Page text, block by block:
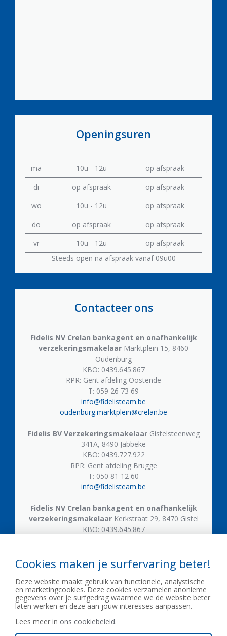
Openingsuren
ma 10u - 12u
op afspraak
di
op afspraak
op afspraak
wo
10u - 12u
op afspraak
do
op afspraak
op afspraak
vr
10u - 12u
op afspraak
Steeds open na afspraak vanaf 09u00
Contacteer ons
Fidelis NV Crelan bankagent en onafhankelijk
verzekeringsmakelaar Marktplein 15, 8460
Oudenburg
KBO: 0439.645.867
RPR: Gent afdeling Oostende
T: 059 26 73 69
info@fidelisteam.be
oudenburg.marktplein@crelan.be
Fidelis BV VerzekeringsmakelaarGistelsteenweg
341A, 8490 Jabbeke
KBO: 0439.727.922
RPR: Gent afdeling Brugge
T: 050 81 12 60
info@fidelisteam.be
Fidelis NV Crelan bankagent en onafhankelijk
verzekeringsmakelaarKerkstraat 29, 8470 Gistel
KBO: 0439.645.867
Crelan bankagent en onafhankelijk
verzekeringsmakelaarGistelsteenweg 609, 8490
Jabbeke
KBO: 0439.645.867
zerkegem@crelan.be
Cookies maken je surfervaring beter!
Deze website maakt gebruik van functionele, analystische
en marketingcookies. Deze cookies verzamelen anonieme
gegevens over je surfgedrag waarmee we de website beter
laten werken en deze aan jouw interesses aanpassen.
Lees meer in ons cookiebeleid.